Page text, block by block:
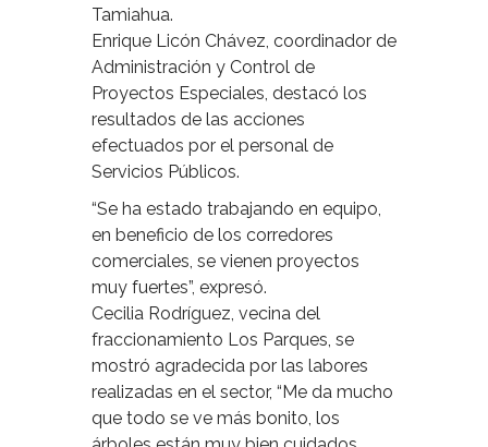
Tamiahua.
Enrique Licón Chávez, coordinador de
Administración y Control de
Proyectos Especiales, destacó los
resultados de las acciones
efectuados por el personal de
Servicios Públicos.
“Se ha estado trabajando en equipo,
en beneficio de los corredores
comerciales, se vienen proyectos
muy fuertes”, expresó.
Cecilia Rodríguez, vecina del
fraccionamiento Los Parques, se
mostró agradecida por las labores
realizadas en el sector, “Me da mucho
que todo se ve más bonito, los